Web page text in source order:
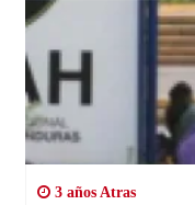
3 años Atras